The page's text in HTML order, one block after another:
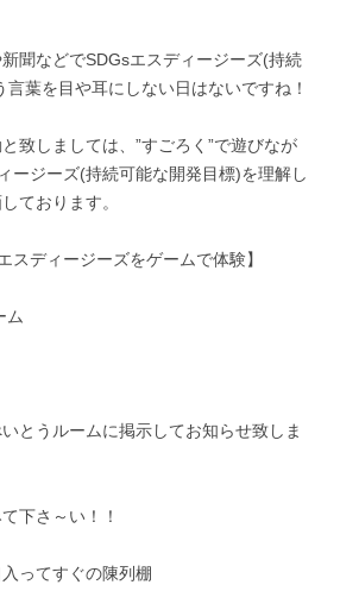
聞などでSDGsエスディージーズ(持続
葉を目や耳にしない日はないですね！
致しましては、”すごろく”で遊びなが
ージーズ(持続可能な開発目標)を理解し
ております。
スディージーズをゲームで体験】
ム
とうルームに掲示してお知らせ致しま
下さ～い！！
ってすぐの陳列棚